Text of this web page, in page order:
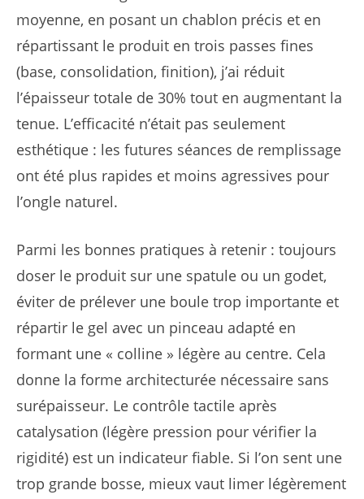
moyenne, en posant un chablon précis et en
répartissant le produit en trois passes fines
(base, consolidation, finition), j’ai réduit
l’épaisseur totale de 30% tout en augmentant la
tenue. L’efficacité n’était pas seulement
esthétique : les futures séances de remplissage
ont été plus rapides et moins agressives pour
l’ongle naturel.
Parmi les bonnes pratiques à retenir : toujours
doser le produit sur une spatule ou un godet,
éviter de prélever une boule trop importante et
répartir le gel avec un pinceau adapté en
formant une « colline » légère au centre. Cela
donne la forme architecturée nécessaire sans
surépaisseur. Le contrôle tactile après
catalysation (légère pression pour vérifier la
rigidité) est un indicateur fiable. Si l’on sent une
trop grande bosse, mieux vaut limer légèrement